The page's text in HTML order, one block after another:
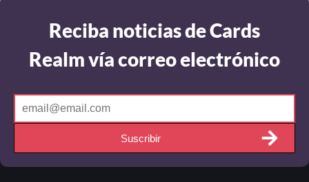
Reciba noticias de Cards
Realm vía correo electrónico
Suscribir